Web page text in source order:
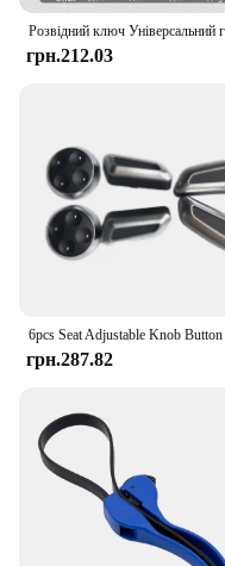
грн.212.03
грн.287.82